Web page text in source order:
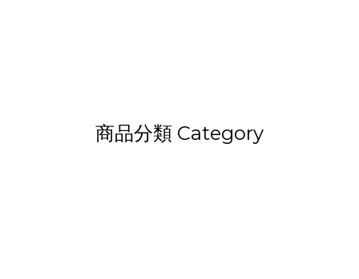
商品分類 Category